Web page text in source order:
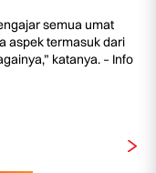
semua umat
aspek termasuk dari
katanya. – Info